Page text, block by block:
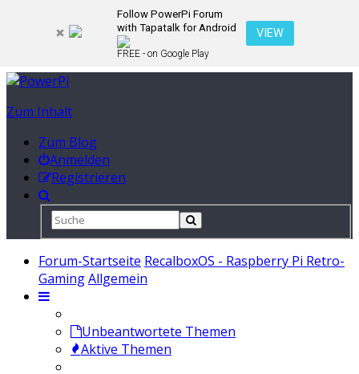
Follow PowerPi Forum
with Tapatalk for Android
FREE - on Google Play
VIEW
Zum Inhalt
Zum Blog
Anmelden
Registrieren
Forum-Startseite RecalboxOS - Raspberry Pi Retro-
GamingAllgemein
Unbeantwortete Themen
Aktive Themen